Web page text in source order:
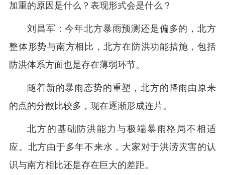
加重的原因是什么？表现形式会是什么？
刘昌军：今年北方暴雨预测还是偏多的，北方
整体形势与南方相比，北方在防洪功能措施，包括
防洪体系方面也是存在薄弱环节。
随着新的暴雨态势的重塑，北方的降雨由原来
的点的分散比较多，现在逐渐形成连片。
北方的基础防洪能力与极端暴雨格局不相适
应。北方由于多年不来水，大家对于洪涝灾害的认
识与南方相比还是存在巨大的差距。